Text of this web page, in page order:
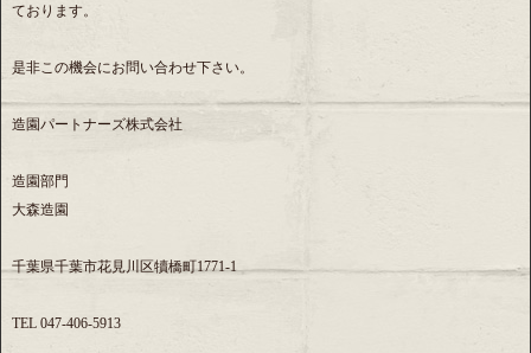
ております。
是非この機会にお問い合わせ下さい。
造園パートナーズ株式会社
造園部門
大森造園
千葉県千葉市花見川区犢橋町1771-1
TEL 047-406-5913